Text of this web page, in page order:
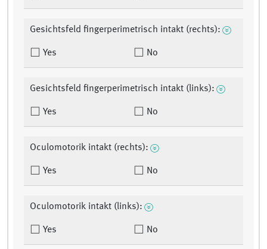
Gesichtsfeld fingerperimetrisch intakt (rechts):
Yes No
Gesichtsfeld fingerperimetrisch intakt (links):
Yes No
Oculomotorik intakt (rechts):
Yes No
Oculomotorik intakt (links):
Yes No